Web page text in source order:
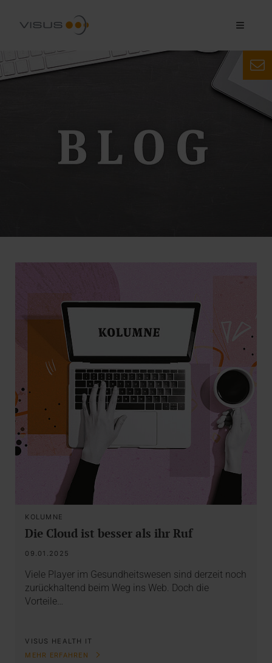
KOLUMNE
Die Cloud ist besser als ihr Ruf
09.01.2025
Viele Player im Gesundheitswesen sind derzeit noch
zurückhaltend beim Weg ins Web. Doch die
Vorteile…
VISUS HEALTH IT
MEHR ERFAHREN